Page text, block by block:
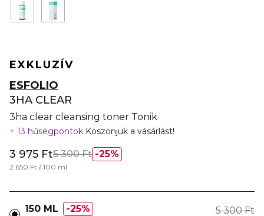
EXKLUZÍV
ESFOLIO
3HA CLEAR
3ha clear cleansing toner Tonik
13 hűségpontok Köszönjük a vásárlást!
25%
3 975 Ft5 300 Ft
2 650 Ft / 100 ml
150 ML 25% 5 300 Ft